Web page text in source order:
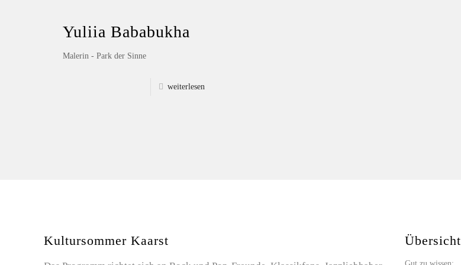
Yuliia Bababukha
Malerin - Park der Sinne
weiterlesen
Kultursommer Kaarst Übersicht